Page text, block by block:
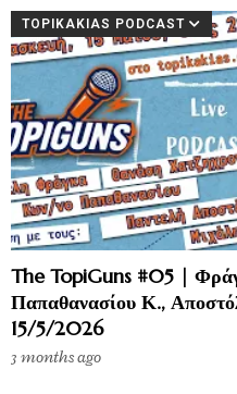
TOPIKAKIAS PODCAST
The TopiGuns #05 |
Παπαθανασίου Κ.,
15/5/2026
3 months ago